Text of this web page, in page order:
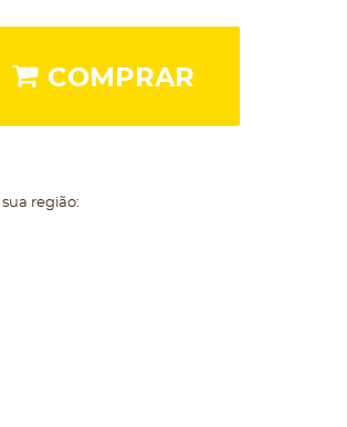
COMPRAR
região: